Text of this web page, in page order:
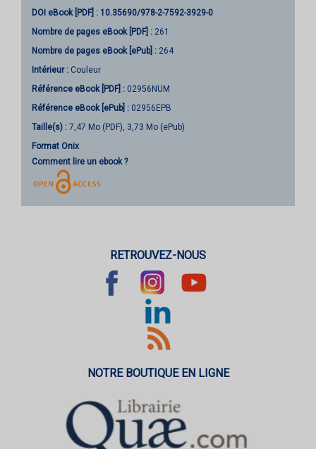
DOI eBook [PDF] : 10.35690/978-2-7592-3929-0
Nombre de pages eBook [PDF] : 261
Nombre de pages eBook [ePub] : 264
Intérieur : Couleur
Référence eBook [PDF] : 02956NUM
Référence eBook [ePub] : 02956EPB
Taille(s) : 7,47 Mo (PDF), 3,73 Mo (ePub)
Format Onix
Comment lire un ebook ?
RETROUVEZ-NOUS
NOTRE BOUTIQUE EN LIGNE